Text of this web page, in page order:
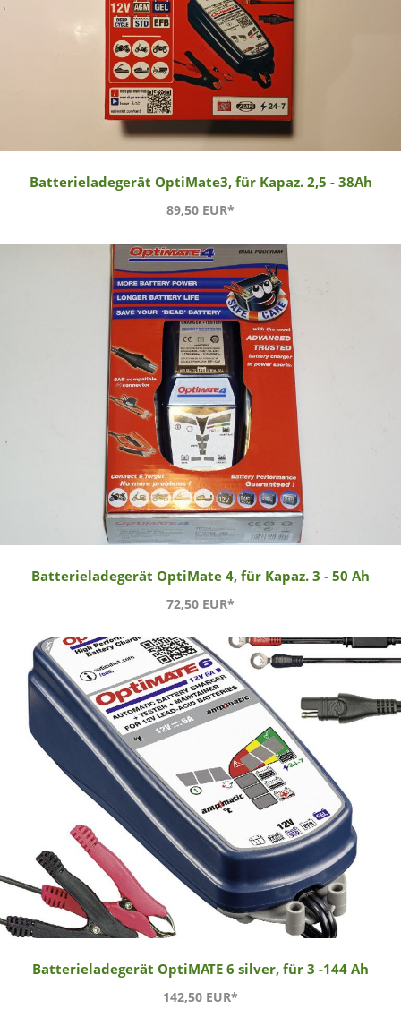
Batterieladegerät OptiMate3, für Kapaz. 2,5 - 38Ah
89,50 EUR*
Batterieladegerät OptiMate 4, für Kapaz. 3 - 50 Ah
72,50 EUR*
Batterieladegerät OptiMATE 6 silver, für 3 -144 Ah
142,50 EUR*